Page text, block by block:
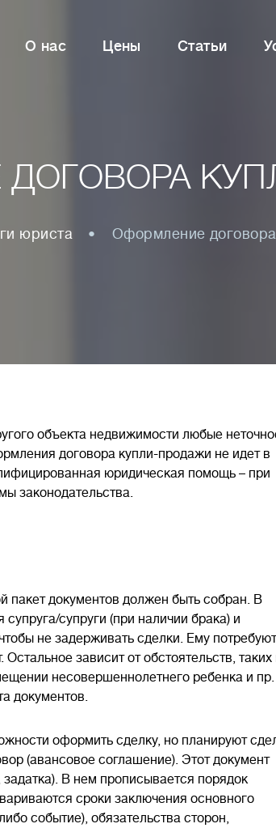
О нас Цены Статьи
юриста Оформление
объекта недвижимости любые
договора купли-продажи не идет в
юридическая помощь – при
законодательства.
пакет документов должен быть собран. В
супруги (при наличии брака) и
не задерживать сделки. Ему
зависит от обстоятельств, таких
несовершеннолетнего ребенка и пр.
документов.
оформить сделку, но планируют
(авансовое соглашение). Этот документ
В нем прописывается порядок
сроки заключения основного
событие), обязательства сторон,